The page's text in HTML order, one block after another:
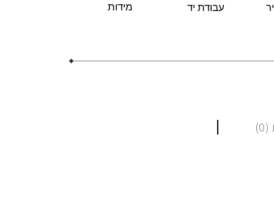
עבודת יד מידות